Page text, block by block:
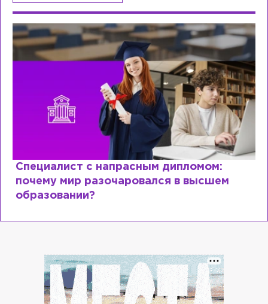
Специалист с напрасным дипломом:
почему мир разочаровался в высшем
образовании?